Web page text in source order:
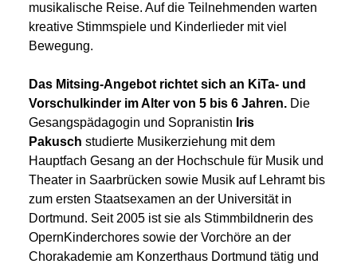
musikalische Reise. Auf die Teilnehmenden warten
kreative Stimmspiele und Kinderlieder mit viel
Bewegung.
Das Mitsing-Angebot richtet sich an KiTa- und
Vorschulkinder im Alter von 5 bis 6 Jahren. Die
Gesangspädagogin und Sopranistin Iris
Pakusch studierte Musikerziehung mit dem
Hauptfach Gesang an der Hochschule für Musik und
Theater in Saarbrücken sowie Musik auf Lehramt bis
zum ersten Staatsexamen an der Universität in
Dortmund. Seit 2005 ist sie als Stimmbildnerin des
OpernKinderchores sowie der Vorchöre an der
Chorakademie am Konzerthaus Dortmund tätig und